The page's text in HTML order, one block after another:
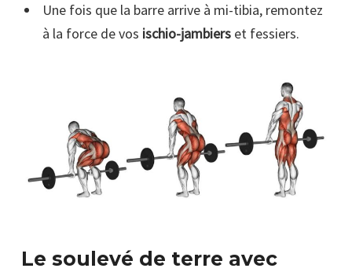
Une fois que la barre arrive à mi-tibia, remontez
à la force de vos ischio-jambierset fessiers.
Le soulevé de terre avec